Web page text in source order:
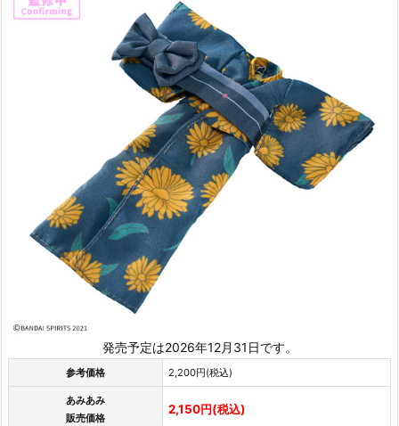
発売予定は2026年12月31日です。
参考価格 2,200円(税込)
あみあみ
販売価格
2,150円(税込)